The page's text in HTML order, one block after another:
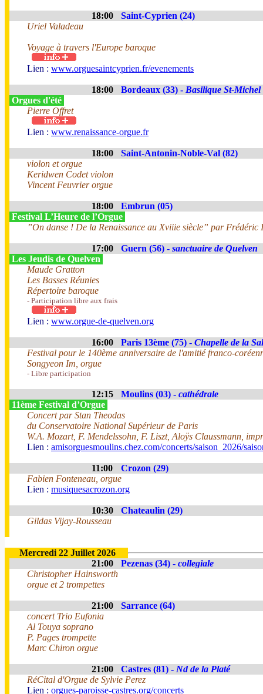
18:00
Saint-Cyprien (24)
Uriel Valadeau
Voyage à travers l'Europe baroque
Lien : www.orguesaintcyprien.fr/evenements
18:00 Bordeaux (33) - Basilique St-Michel
Orgues d'été
Pierre Offret
Lien : www.renaissance-orgue.fr
18:00
Saint-Antonin-Noble-Val (82)
violon et orgue
Keridwen Codet violon
Vincent Feuvrier orgue
18:00
Embrun (05)
Festival L’Heure de l’Orgue
”On danse ! De la Renaissance au Xviiie siècle” par Frédéric
17:00 Guern (56) - sanctuaire de Quelven
Les Jeudis de Quelven
Maude Gratton
Les Basses Réunies
Répertoire baroque
- Participation libre aux frais
Lien : www.orgue-de-quelven.org
16:00 Paris 13ème (75) - Chapelle de la
Festival pour le 140ème anniversaire de l'amitié franco-
Songyeon Im, orgue
- Libre participation
12:15 Moulins (03) - cathédrale
11ème Festival d’Orgue
Concert par Stan Theodas
du Conservatoire National Supérieur de Paris
W.A. Mozart, F. Mendelssohn, F. Liszt, Aloÿs Claussmann,
Lien : amisorguesmoulins.chez.com/concerts/saison_2026/
11:00
Crozon (29)
Fabien Fonteneau, orgue
Lien : musiquesacrozon.org
10:30
Chateaulin (29)
Gildas Vijay-Rousseau
Mercredi 22 Juillet 2026
21:00
Pezenas (34) - collegiale
Christopher Hainsworth
orgue et 2 trompettes
21:00
Sarrance (64)
concert Trio Eufonia
Al Touya soprano
P. Pages trompette
Marc Chiron orgue
21:00 Castres (81) - Nd de la Platé
RéCital d'Orgue de Sylvie Perez
Lien : orgues-paroisse-castres.org/concerts